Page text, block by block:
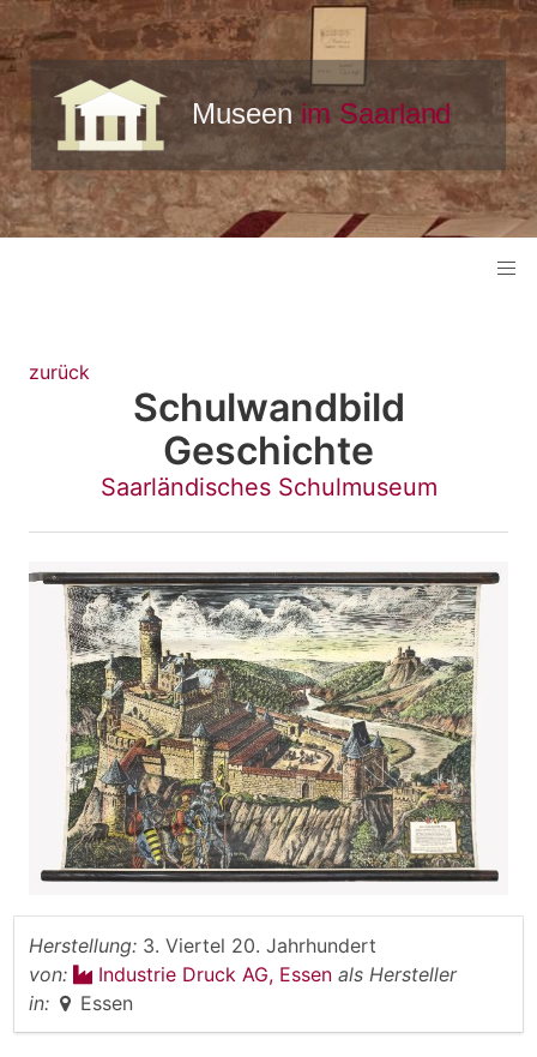
zurück
Schulwandbild
Geschichte
Saarländisches Schulmuseum
Herstellung: 3. Viertel 20. Jahrhundert
von:
Industrie Druck AG, Essen als Hersteller
in:
Essen